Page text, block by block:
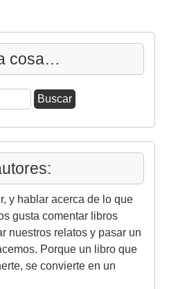
cosa…
y hablar acerca de lo que
gusta comentar libros
nuestros relatos y pasar un
Porque un libro que
se convierte en un